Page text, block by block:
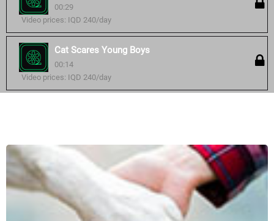
00:29
Video prices: IQD 240/day
Cat Scares Young Boys
00:14
Video prices: IQD 240/day